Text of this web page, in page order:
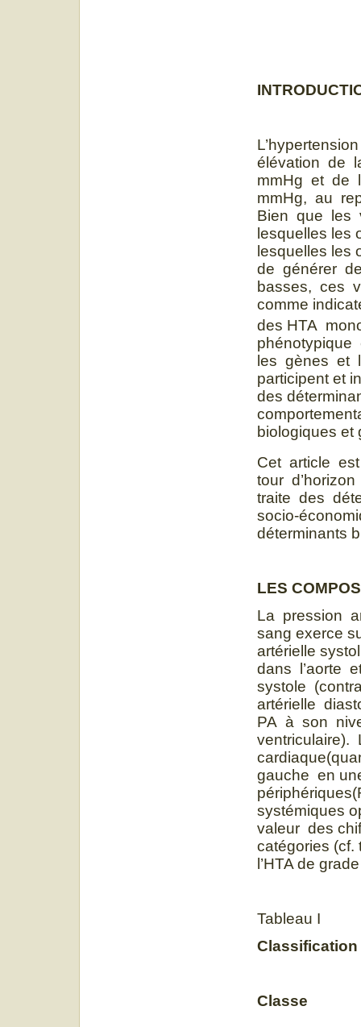
élévation de
mmHg et de
mmHg, au
Bien que les
lesquelles les
lesquelles les
de générer
basses, ces
comme
des HTA
phénotypique
les gènes et
participent et
des
biologiques et
Cet article
tour
traite des
socio-
déterminants
LES
La pression
sang exerce
artérielle
dans l’aorte
systole
artérielle
PA à son
gauche en
systémiques
valeur des
catégories (cf.
l’HTA de
Tableau I
Classification
Classe